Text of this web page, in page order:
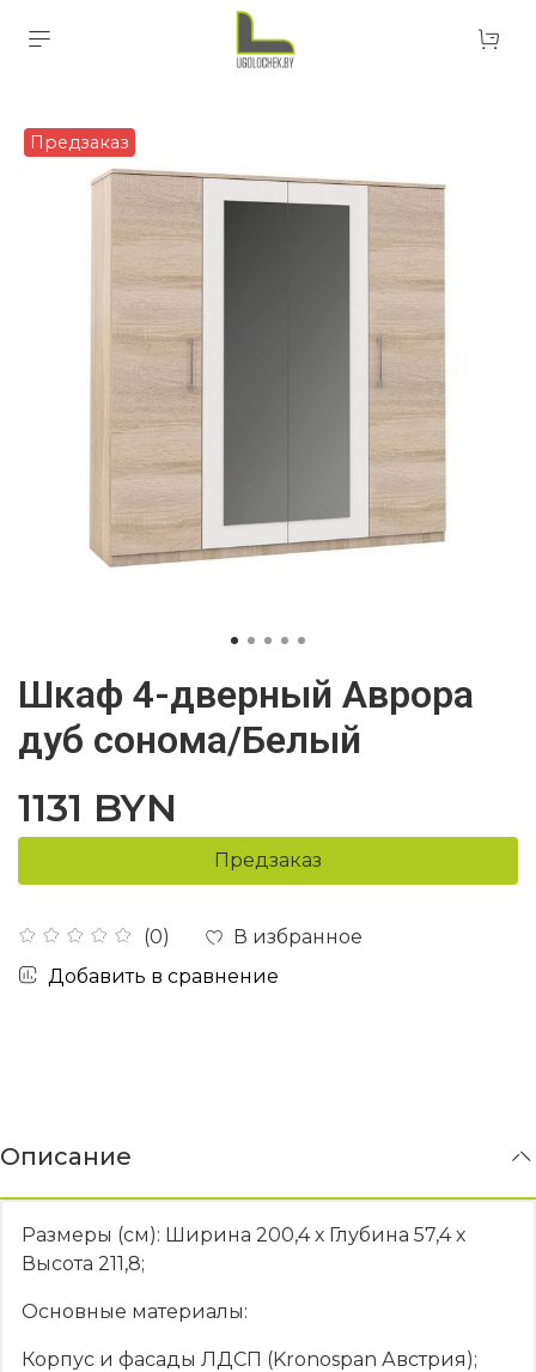
Предзаказ
Шкаф 4-дверный Аврора
дуб сонома/Белый
(0)
В избранное
Добавить в сравнение
1131 BYN
Предзаказ
Описание
Размеры (см): Ширина 200,4 х Глубина 57,4 х
Высота 211,8;
Основные материалы:
Корпус и фасады ЛДСП (Kronospan Австрия);